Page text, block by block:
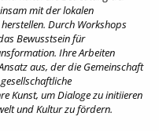
mit der lokalen
Durch Workshops
Bewusstsein für
Ihre Arbeiten
aus, der die Gemeinschaft
Kunst, um Dialoge zu initiieren
und Kultur zu fördern.